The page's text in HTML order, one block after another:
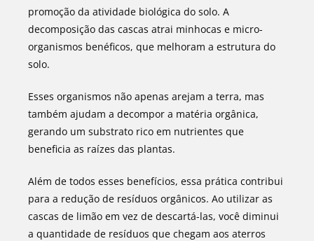
promoção da atividade biológica do solo. A
decomposição das cascas atrai minhocas e micro-
organismos benéficos, que melhoram a estrutura do
solo.
Esses organismos não apenas arejam a terra, mas
também ajudam a decompor a matéria orgânica,
gerando um substrato rico em nutrientes que
beneficia as raízes das plantas.
Além de todos esses benefícios, essa prática contribui
para a redução de resíduos orgânicos. Ao utilizar as
cascas de limão em vez de descartá-las, você diminui
a quantidade de resíduos que chegam aos aterros